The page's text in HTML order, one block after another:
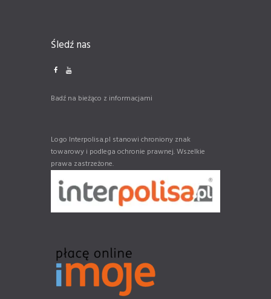
Śledź nas
Badź na bieżąco z informacjami
Logo Interpolisa.pl stanowi chroniony znak
towarowy i podlega ochronie prawnej. Wszelkie
prawa zastrzeżone.